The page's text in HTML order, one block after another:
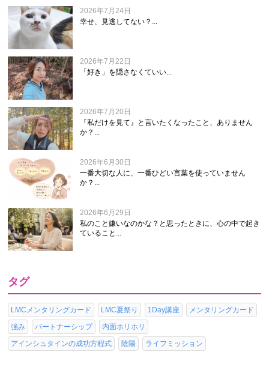
2026年7月24日
幸せ、見逃してない？...
2026年7月22日
「好き」を隠さなくていい...
2026年7月20日
『私だけを見て』と言いたくなったこと、ありません
か？...
2026年6月30日
一番大切な人に、一番ひどい言葉を使っていません
か？...
2026年6月29日
私のこと嫌いなのかな？と思ったときに、心の中で起き
ていること...
タグ
LMCメンタリングカード LMC夏祭り 1Day講座
メンタリングカード
強み
パートナーシップ
内面ホリホリ
アインシュタインの成功方程式
陰陽 ライフミッション